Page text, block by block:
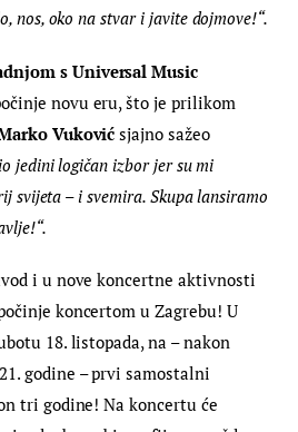
nos, oko na stvar i javite dojmove!“.
s Universal Music
novu eru, što je prilikom
Vuković sjajno sažeo
jedini logičan izbor jer su mi
svijeta – i svemira. Skupa lansiramo
i u nove koncertne aktivnosti
koncertom u Zagrebu! U
18. listopada, na – nakon
godine – prvi samostalni
tri godine! Na koncertu će